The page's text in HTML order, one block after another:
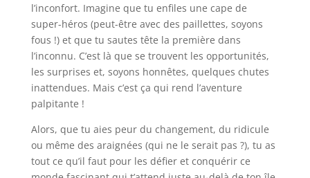
l’inconfort. Imagine que tu enfiles une cape de
super-héros (peut-être avec des paillettes, soyons
fous !) et que tu sautes tête la première dans
l’inconnu. C’est là que se trouvent les opportunités,
les surprises et, soyons honnêtes, quelques chutes
inattendues. Mais c’est ça qui rend l’aventure
palpitante !
Alors, que tu aies peur du changement, du ridicule
ou même des araignées (qui ne le serait pas ?), tu as
tout ce qu’il faut pour les défier et conquérir ce